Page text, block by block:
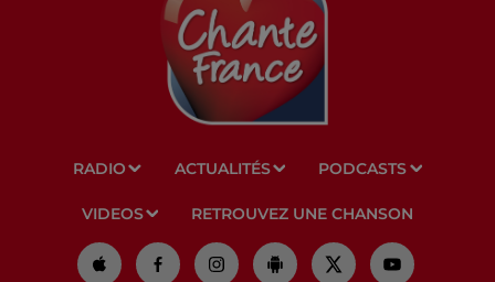
RADIO ACTUALITÉS PODCASTS
VIDEOS RETROUVEZ UNE CHANSON